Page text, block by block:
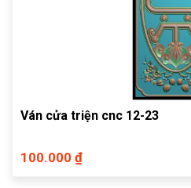
Ván cửa triện cnc 12-23
100.000 ₫